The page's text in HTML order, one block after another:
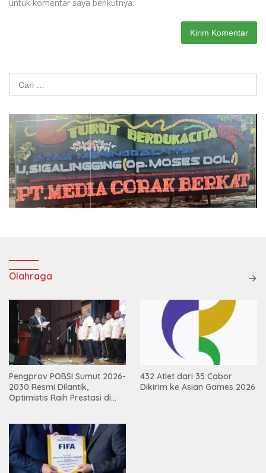
untuk komentar saya berikutnya.
Cari
untuk:
Olahraga
Pengprov POBSI Sumut 2026-
2030 Resmi Dilantik,
Optimistis Raih Prestasi di
432 Atlet dari 35 Cabor
Dikirim ke Asian Games 2026